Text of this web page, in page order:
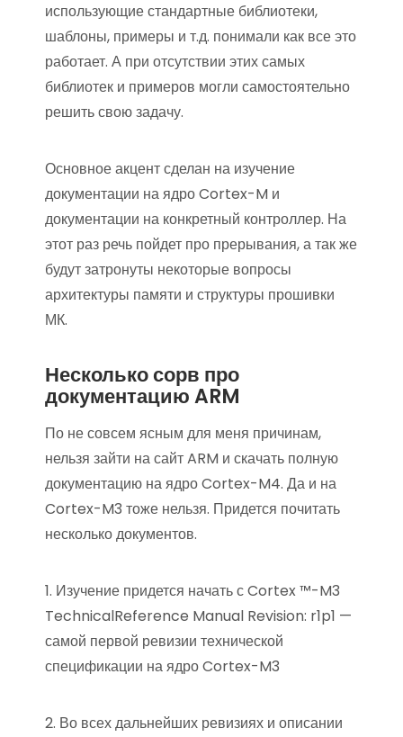
использующие стандартные библиотеки,
шаблоны, примеры и т.д. понимали как все это
работает. А при отсутствии этих самых
библиотек и примеров могли самостоятельно
решить свою задачу.
Основное акцент сделан на изучение
документации на ядро Cortex-M и
документации на конкретный контроллер. На
этот раз речь пойдет про прерывания, а так же
будут затронуты некоторые вопросы
архитектуры памяти и структуры прошивки
МК.
Несколько сорв про
документацию ARM
По не совсем ясным для меня причинам,
нельзя зайти на сайт ARM и скачать полную
документацию на ядро Cortex-M4. Да и на
Cortex-M3 тоже нельзя. Придется почитать
несколько документов.
1. Изучение придется начать с Cortex ™-M3
TechnicalReference Manual Revision: r1p1 —
самой первой ревизии технической
спецификации на ядро Cortex-M3
2. Во всех дальнейших ревизиях и описании